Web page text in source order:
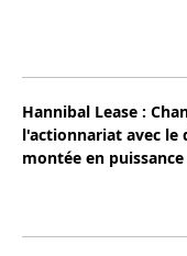
Hannibal Lease :
l'actionnariat avec le
montée en puissance